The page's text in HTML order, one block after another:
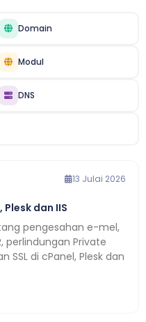
Domain
Modul
DNS
13 Julai 2026
dan IIS
pengesahan e-mel,
perlindungan Private
SSL di cPanel, Plesk dan